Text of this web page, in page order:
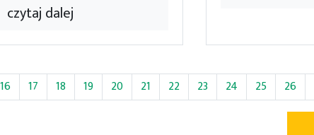
czytaj dalej
16 17 18 19 20 21 22 23 24 25 26